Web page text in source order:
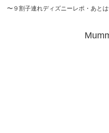
〜９割子連れディズニーレポ・あと